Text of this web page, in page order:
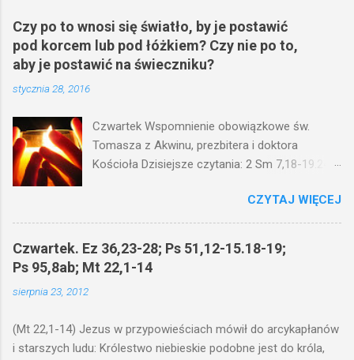
Czy po to wnosi się światło, by je postawić
pod korcem lub pod łóżkiem? Czy nie po to,
aby je postawić na świeczniku?
stycznia 28, 2016
Czwartek Wspomnienie obowiązkowe św.
Tomasza z Akwinu, prezbitera i doktora
Kościoła Dzisiejsze czytania: 2 Sm 7,18-19.24-
(Mk 4,21-25) Jezus mówił ludowi: Czy po to
wnosi się światło, by je postawić pod korcem
na świeczniku? Nie ma bowiem nic ukrytego, co
by nie miało wyjść na jaw. Kto ma uszy do
wy mierzycie, odmierzą wam i jeszcze wam
dołożą. Bo kto ma, temu będzie dane; a kto nie
CZYTAJ WIĘCEJ
Czwartek. Ez 36,23-28; Ps 51,12-15.18-19;
Ps 95,8ab; Mt 22,1-14
sierpnia 23, 2012
(Mt 22,1-14) Jezus w przypowieściach mówił do arcykapłanów
i starszych ludu: Królestwo niebieskie podobne jest do króla,